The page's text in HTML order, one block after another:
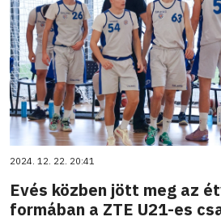
2024. 12. 22. 20:41
Evés közben jött meg az
formában a ZTE U21-es